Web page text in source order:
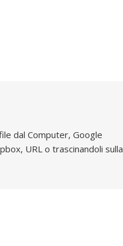
dal Computer, Google
URL o trascinandoli sulla